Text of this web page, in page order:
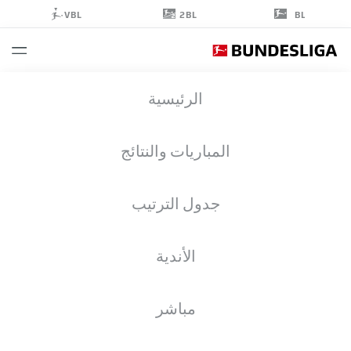
BL
2BL
VBL
الرئيسية
المباريات والنتائج
جدول الترتيب
الأندية
مباشر
BORUSSIA MÖNCHENGLADBACH